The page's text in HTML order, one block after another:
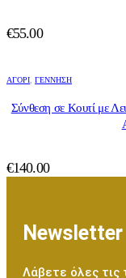
€55.00
ΑΓΌΡΙ ΓΈΝΝΗΣΗ
Σύνθεση σε Κουτί με
€140.00
Newsletter
Λάβετε όλες τις